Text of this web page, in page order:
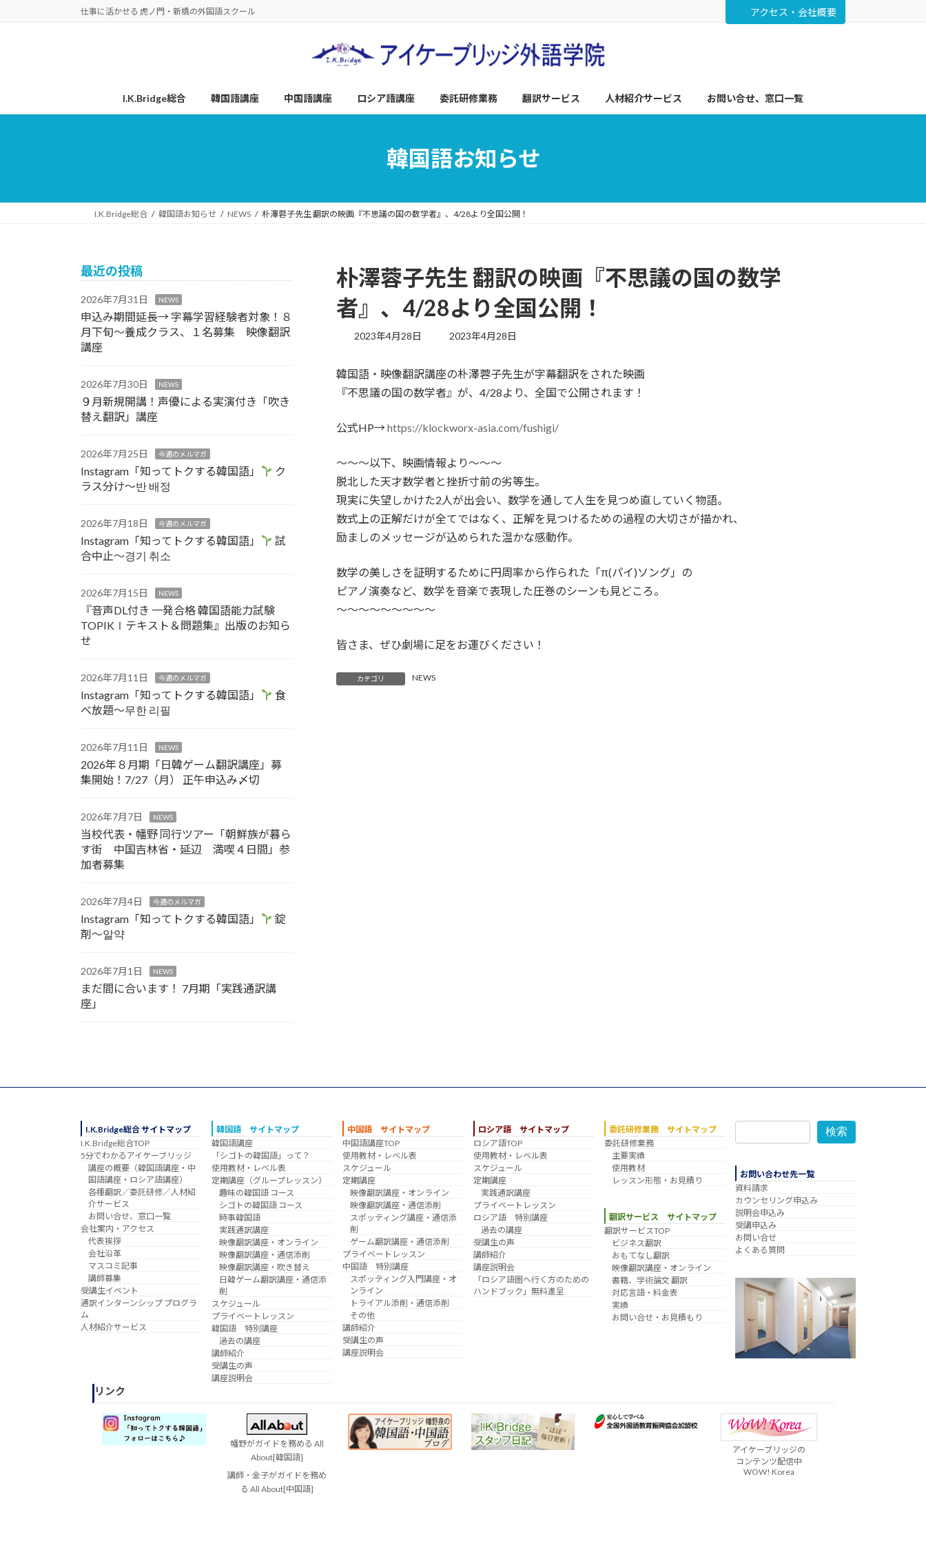
仕事に活かせる 虎ノ門・新橋の外国語スクール アクセス・会社概要
I.K.Bridge総合 韓国語講座 中国語講座 ロシア語講座 委託研修業務 翻訳サービス 人材紹介サービス お問い合せ、窓口一覧
韓国語お知らせ
I.K.Bridge総合 韓国語お知らせ NEWS 朴澤蓉子先生 翻訳の映画『不思議の国の数学者』、4/28より全国公開！
朴澤蓉子先生 翻訳の映画『不思議の国の数学
者』、4/28より全国公開！
2023年4月28日
最
新
日
2023年4月28日
韓国語・映像翻訳講座の朴澤蓉子先生が字幕翻訳をされた映画
『不思議の国の数学者』が、4/28より、全国で公開されます！
公式HP→https://klockworx-asia.com/fushigi/
～～～以下、映画情報より～～～
脱北した天才数学者と挫折寸前の劣等生。
現実に失望しかけた2人が出会い、数学を通して人生を見つめ直していく物語。
数式上の正解だけが全てではなく、正解を見つけるための過程の大切さが描かれ、
励ましのメッセージが込められた温かな感動作。
数学の美しさを証明するために円周率から作られた「π(パイ)ソング」の
ピアノ演奏など、数学を音楽で表現した圧巻のシーンも見どころ。
～～～～～～～～～
皆さま、ぜひ劇場に足をお運びください！
カテゴリ NEWS
最近の投稿
2026年7月31日 NEWS
申込み期間延長→ 字幕学習経験者対象！８
月下旬～養成クラス、１名募集 映像翻訳
講座
2026年7月30日 NEWS
９月新規開講！声優による実演付き「吹き
替え翻訳」講座
2026年7月25日 今週のメルマガ
Instagram「知ってトクする韓国語」
ク
ラス分け～반 배정
2026年7月18日 今週のメルマガ
Instagram「知ってトクする韓国語」
試
合中止～경기 취소
2026年7月15日 NEWS
『音声DL付き 一発合格 韓国語能力試験
TOPIKⅠテキスト＆問題集』出版のお知ら
せ
2026年7月11日 今週のメルマガ
Instagram「知ってトクする韓国語」
食
べ放題～무한 리필
2026年7月11日 NEWS
2026年８月期「日韓ゲーム翻訳講座」募
集開始！7/27（月） 正午申込み〆切
2026年7月7日 NEWS
当校代表・幡野 同行ツアー「朝鮮族が暮ら
す街 中国吉林省・延辺 満喫４日間」参
加者募集
2026年7月4日 今週のメルマガ
Instagram「知ってトクする韓国語」
錠
剤～알약
2026年7月1日 NEWS
まだ間に合います！ 7月期「実践通訳講
座」
I.K.Bridge総合 サイトマップ
I.K.Bridge総合TOP
5分でわかるアイケーブリッジ
講座の概要（韓国語講座・中
国語講座・ロシア語講座）
各種翻訳／委託研修／人材紹
介サービス
お問い合せ、窓口一覧
会社案内・アクセス
代表挨拶
会社沿革
マスコミ記事
講師募集
受講生イベント
通訳インターンシップ プログラ
ム
人材紹介サービス
韓国語 サイトマップ
韓国語講座
「シゴトの韓国語」って？
使用教材・レベル表
定期講座（グループレッスン）
趣味の韓国語 コース
シゴトの韓国語 コース
時事韓国語
実践通訳講座
映像翻訳講座・オンライン
映像翻訳講座・通信添削
映像翻訳講座・吹き替え
日韓ゲーム翻訳講座・通信添
削
スケジュール
プライベートレッスン
韓国語 特別講座
過去の講座
講師紹介
受講生の声
講座説明会
中国語 サイトマップ
中国語講座TOP
使用教材・レベル表
スケジュール
定期講座
映像翻訳講座・オンライン
映像翻訳講座・通信添削
スポッティング講座・通信添
削
ゲーム翻訳講座・通信添削
プライベートレッスン
中国語 特別講座
スポッティング入門講座・オ
ンライン
トライアル添削・通信添削
その他
講師紹介
受講生の声
講座説明会
ロシア語 サイトマップ
ロシア語TOP
使用教材・レベル表
スケジュール
定期講座
実践通訳講座
プライベートレッスン
ロシア語 特別講座
過去の講座
受講生の声
講師紹介
講座説明会
「ロシア語圏へ行く方のための
ハンドブック」無料進呈
委託研修業務 サイトマップ
委託研修業務
主要実績
使用教材
レッスン形態・お見積り
翻訳サービス サイトマップ
翻訳サービスTOP
ビジネス翻訳
おもてなし翻訳
映像翻訳講座・オンライン
書籍、学術論文 翻訳
対応言語・料金表
実績
お問い合せ・お見積もり
検索
お問い合わせ先一覧
資料請求
カウンセリング申込み
説明会申込み
受講申込み
お問い合せ
よくある質問
リンク
幡野がガイドを務める All
About[韓国語]
講師・金子がガイドを務め
る All About[中国語]
アイケーブリッジの
コンテンツ配信中
WOW! Korea